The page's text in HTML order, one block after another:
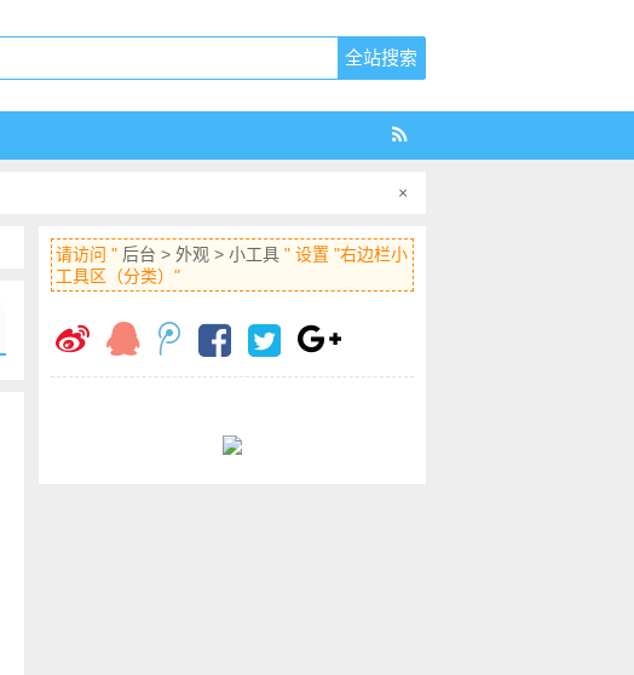
×
请访问 " 后台 > 外观 > 小工具 " 设置 "右边栏小
工具区（分类）"